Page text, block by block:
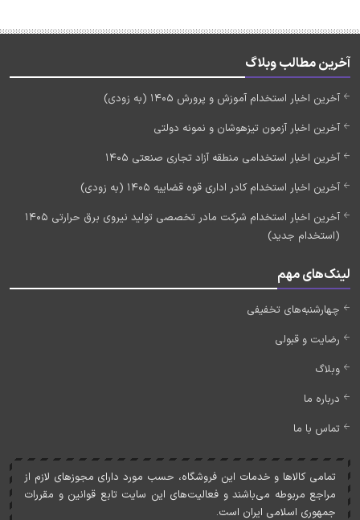
آخرین مطالب وبلاگ
آخرین اخبار استخدام آموزش و پرورش 1405 (به زودی)
آخرین اخبار آزمون تیزهوشان و نمونه دولتی
آخرین اخبار استخدامی منطقه آزاد تجاری صنعتی 1405
آخرین اخبار استخدام کادر اداری قوه قضاییه 1405 (به زودی)
آخرین اخبار استخدام شرکت مادر تخصصی تولید نیروی برق حرارتی 1405
(استخدام جدید)
لینک‌های مهم
چهارشنبه‌های تخفیفی
رضایت و قبولی
وبلاگ
درباره ما
تماس با ما
تمامی کالاها و خدمات اين فروشگاه، حسب مورد دارای مجوزهای لازم از
مراجع مربوطه می‌باشند و فعاليت‌های اين سايت تابع قوانين و مقررات
جمهوری اسلامی ايران است.